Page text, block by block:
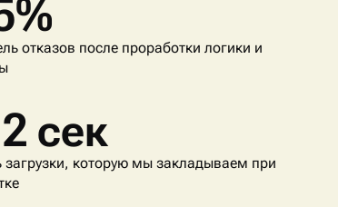
отказов после проработки логики и
сек
загрузки, которую мы закладываем при